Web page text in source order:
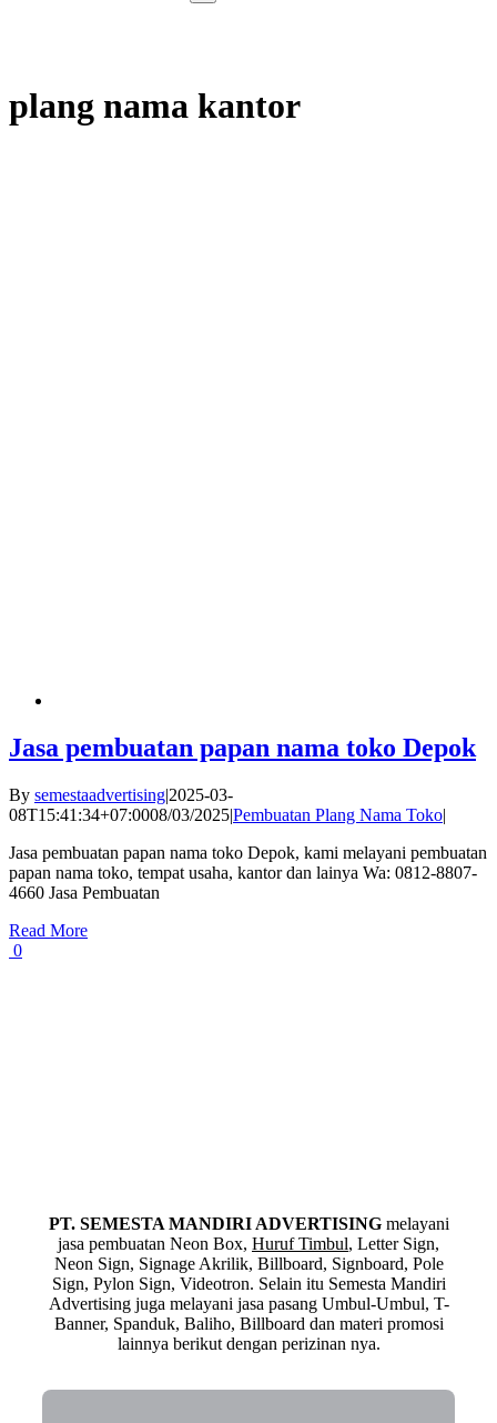
plang nama kantor
Jasa pembuatan papan nama toko Depok
By semestaadvertising|2025-03-
08T15:41:34+07:0008/03/2025|Pembuatan Plang Nama Toko|
Jasa pembuatan papan nama toko Depok, kami melayani pembuatan
papan nama toko, tempat usaha, kantor dan lainya Wa: 0812-8807-
4660 Jasa Pembuatan
Read More
0
PT. SEMESTA MANDIRI ADVERTISINGmelayani
jasa pembuatan Neon Box, Huruf Timbul, Letter Sign,
Neon Sign, Signage Akrilik, Billboard, Signboard, Pole
Sign, Pylon Sign, Videotron. Selain itu Semesta Mandiri
Advertising juga melayani jasa pasang Umbul-Umbul, T-
Banner, Spanduk, Baliho, Billboard dan materi promosi
lainnya berikut dengan perizinan nya.